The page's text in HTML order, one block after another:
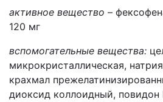
активное вещество –
120 мг
вспомогательные вещества:
микрокристаллическая,
крахмал
диоксид коллоидный, повидон